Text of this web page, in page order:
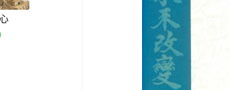
聖經的脈絡與核心
NT$630